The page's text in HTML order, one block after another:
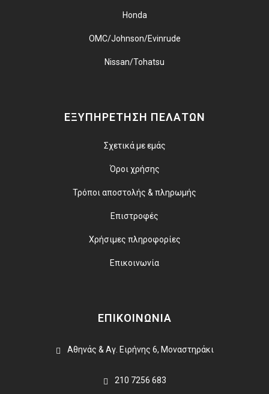
Honda
OMC/Johnson/Evinrude
Nissan/Tohatsu
ΕΞΥΠΗΡΕΤΗΣΗ ΠΕΛΑΤΩΝ
Σχετικά με εμάς
Όροι χρήσης
Τρόποι αποστολής & πληρωμής
Επιστροφές
Χρήσιμες πληροφορίες
Επικοινωνία
ΕΠΙΚΟΙΝΩΝΙΑ
Αθηνάς & Αγ. Ειρήνης 6, Μοναστηράκι
210 7256 683